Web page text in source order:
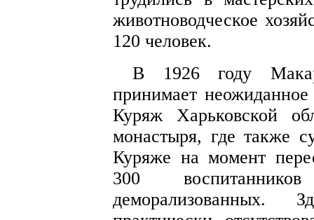
животноводческое
120 человек.
В 1926 году
принимает
Куряж Харьковской
монастыря, где также
Куряже на момент
300
деморализованных.